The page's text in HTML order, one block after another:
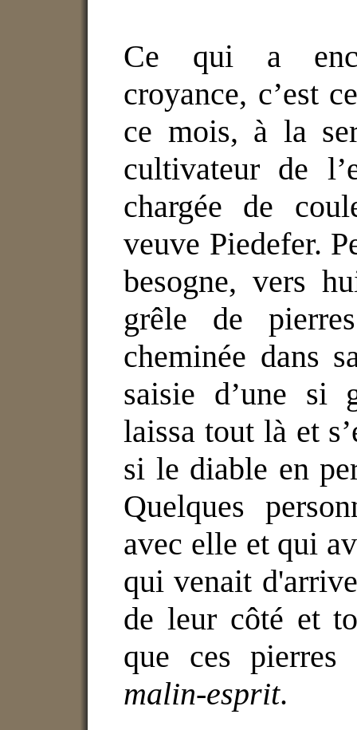
Ce qui a
croyance, c’est
ce mois, à la
cultivateur de
chargée de
veuve Piedefer.
besogne, vers
grêle de
cheminée dans
saisie d’une si
laissa tout là et
si le diable en
Quelques
avec elle et qui
qui venait
de leur côté et
que ces
malin-esprit.